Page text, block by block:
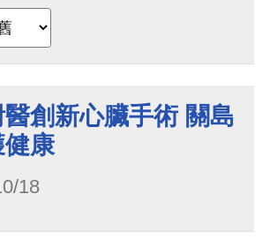
創新心臟手術 關島
康
18